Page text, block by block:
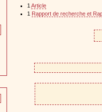
1 Article
1
Rapport de recherche et